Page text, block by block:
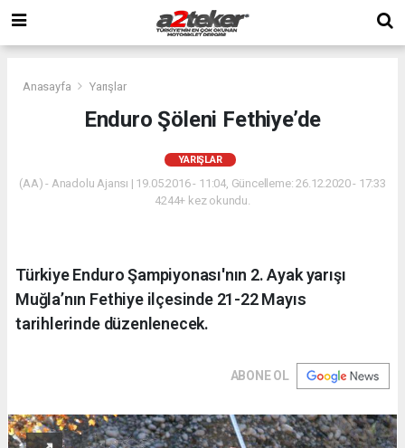
Anasayfa Yarışlar
Enduro Şöleni Fethiye’de
YARIŞLAR
(AA) - Anadolu Ajansı | 19.05.2016 - 11:04, Güncelleme: 26.12.2020 - 17:33
4244+ kez okundu.
Türkiye Enduro Şampiyonası'nın 2. Ayak yarışı
Muğla’nın Fethiye ilçesinde 21-22 Mayıs
tarihlerinde düzenlenecek.
ABONE OL